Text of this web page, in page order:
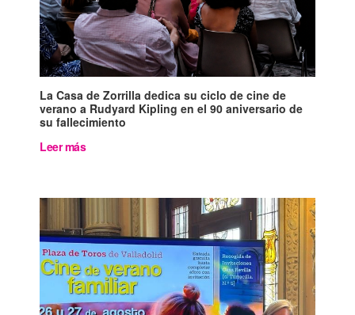
La Casa de Zorrilla dedica su ciclo de cine de
verano a Rudyard Kipling en el 90 aniversario de
su fallecimiento
Leer más